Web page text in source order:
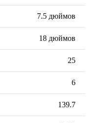
7.5 дюймов
18 дюймов
25
6
139.7